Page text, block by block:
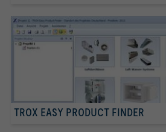
TROX EASY PRODUCT FINDER